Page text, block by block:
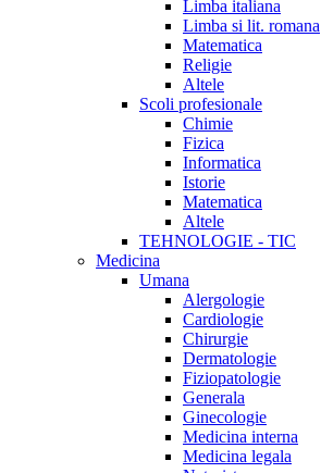
Limba italiana
Limba si lit. romana
Matematica
Religie
Altele
Scoli profesionale
Chimie
Fizica
Informatica
Istorie
Matematica
Altele
TEHNOLOGIE - TIC
Medicina
Umana
Alergologie
Cardiologie
Chirurgie
Dermatologie
Fiziopatologie
Generala
Ginecologie
Medicina interna
Medicina legala